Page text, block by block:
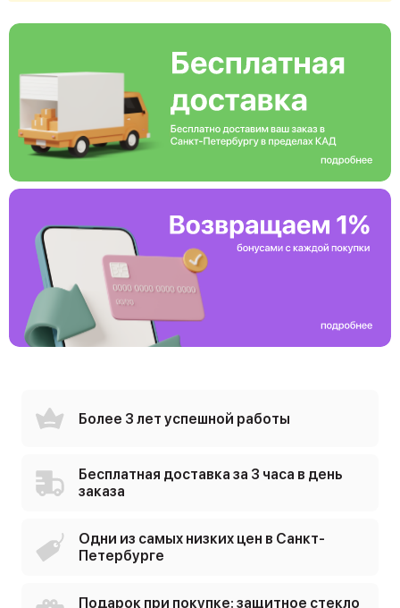
Более 3 лет успешной работы
Бесплатная доставка за 3 часа в день
заказа
Одни из самых низких цен в Санкт-
Петербурге
Подарок при покупке: защитное стекло